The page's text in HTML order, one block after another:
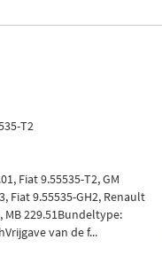
T2
Fiat 9.55535-T2, GM
Fiat 9.55535-GH2, Renault
MB 229.51Bundeltype:
van de f...